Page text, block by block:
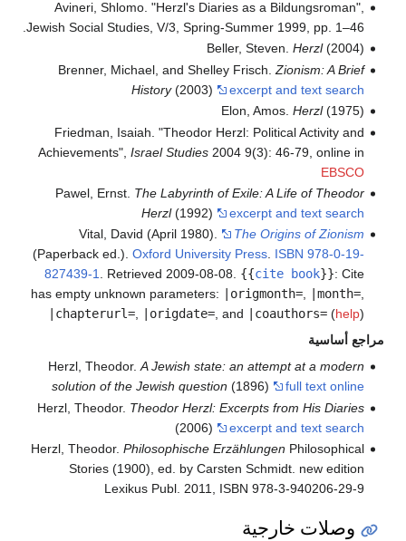
Avineri, Shlomo. "Herzl's Diaries as a Bildungsroman",
Jewish Social Studies, V/3, Spring-Summer 1999, pp. 1–46.
Beller, Steven. Herzl(2004)
Brenner, Michael, and Shelley Frisch. Zionism: A Brief
History(2003)
excerpt and text search
Elon, Amos. Herzl(1975)
Friedman, Isaiah. "Theodor Herzl: Political Activity and
Achievements", Israel Studies2004 9(3): 46-79, online in
EBSCO
Pawel, Ernst. The Labyrinth of Exile: A Life of Theodor
Herzl(1992)
excerpt and text search
Vital, David (April 1980).
The Origins of Zionism
(Paperback ed.). Oxford University Press. ISBN 978-0-19-
827439-1. Retrieved 2009-08-08. {{cite book}}: Cite
has empty unknown parameters:
|origmonth=, |month=,
|chapterurl=, |origdate=, and |coauthors=(help)
مراجع أساسية
Herzl, Theodor.A Jewish state: an attempt at a modern
solution of the Jewish question (1896)
full text online
Herzl, Theodor. Theodor Herzl: Excerpts from His Diaries
(2006)
excerpt and text search
Herzl, Theodor. Philosophische Erzählungen Philosophical
Stories (1900), ed. by Carsten Schmidt. new edition
Lexikus Publ. 2011, ISBN 978-3-940206-29-9
وصلات خارجية